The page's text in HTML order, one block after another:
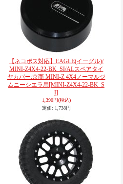
【ネコポス対応】EAGLE(イーグル)/
MINI-Z4X4-22-BK_SI/ALスペアタイ
ヤカバー:京商 MINI-Z 4X4ノーマルジ
ムニーシエラ用 [MINI-Z4X4-22-BK_S
I]
1,390円(税込)
定価: 1,738円